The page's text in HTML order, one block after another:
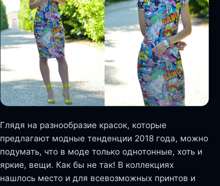
Глядя на разнообразие красок, которые
предлагают модные тенденции 2018 года, можно
подумать, что в моде только однотонные, хоть и
яркие, вещи. Как бы не так! В коллекциях
нашлось место и для всевозможных принтов и